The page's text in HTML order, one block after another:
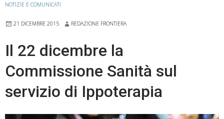
NOTIZIE E COMUNICATI
21 DICEMBRE 2015 REDAZIONE FRONTIERA
Il 22 dicembre la
Commissione Sanità sul
servizio di Ippoterapia